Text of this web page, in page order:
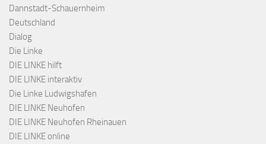
Dannstadt-Schauernheim
Deutschland
Dialog
Die Linke
DIE LINKE hilft
DIE LINKE interaktiv
Die Linke Ludwigshafen
DIE LINKE Neuhofen
DIE LINKE Neuhofen Rheinauen
DIE LINKE online